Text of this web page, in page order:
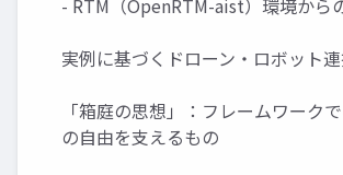
- RTM（OpenRTM-aist）環境から
実例に基づくドローン・ロボット
「箱庭の思想」：フレームワーク
の自由を支えるもの